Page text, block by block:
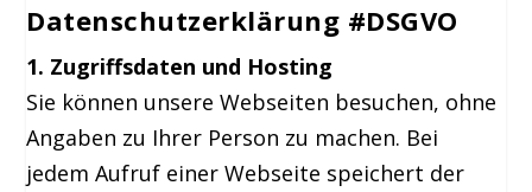
Datenschutzerklärung #DSGVO
1. Zugriffsdaten und Hosting
Sie können unsere Webseiten besuchen, ohne
Angaben zu Ihrer Person zu machen. Bei
jedem Aufruf einer Webseite speichert der